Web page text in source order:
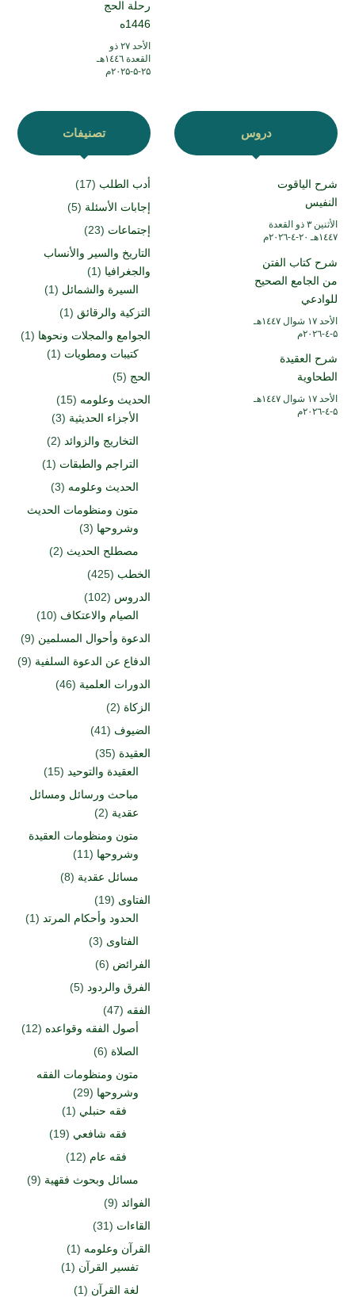
رحلة الحج
1446ه
الأحد ۲۷ ذو
القعدة ۱٤٤٦هـ
۲۵-۵-۲۰۲۵م
دروس
شرح الياقوت
النفيس
الأثنين ۳ ذو القعدة
۱٤٤۷هـ ۲۰-٤-۲۰۲٦م
شرح كتاب الفتن
من الجامع الصحيح
للوادعي
الأحد ۱۷ شوال ۱٤٤۷هـ
۵-٤-۲۰۲٦م
شرح العقيدة
الطحاوية
الأحد ۱۷ شوال ۱٤٤۷هـ
۵-٤-۲۰۲٦م
تصنيفات
أدب الطلب (17)
إجابات الأسئلة (5)
إجتماعات (23)
التاريخ والسير والأنساب
والجغرافيا (1)
السيرة والشمائل (1)
التزكية والرقائق (1)
الجوامع والمجلات ونحوها (1)
كتيبات ومطويات (1)
الحج (5)
الحديث وعلومه (15)
الأجزاء الحديثية (3)
التخاريج والزوائد (2)
التراجم والطبقات (1)
الحديث وعلومه (3)
متون ومنظومات الحديث
وشروحها (3)
مصطلح الحديث (2)
الخطب (425)
الدروس (102)
الصيام والاعتكاف (10)
الدعوة وأحوال المسلمين (9)
الدفاع عن الدعوة السلفية (9)
الدورات العلمية (46)
الزكاة (2)
الضيوف (41)
العقيدة (35)
العقيدة والتوحيد (15)
مباحث ورسائل ومسائل
عقدية (2)
متون ومنظومات العقيدة
وشروحها (11)
مسائل عقدية (8)
الفتاوى (19)
الحدود وأحكام المرتد (1)
الفتاوى (3)
الفرائض (6)
الفرق والردود (5)
الفقه (47)
أصول الفقه وقواعده (12)
الصلاة (6)
متون ومنظومات الفقه
وشروحها (29)
فقه حنبلي (1)
فقه شافعي (19)
فقه عام (12)
مسائل وبحوث فقهية (9)
الفوائد (9)
القاءات (31)
القرآن وعلومه (1)
تفسير القرآن (1)
لغة القرآن (1)